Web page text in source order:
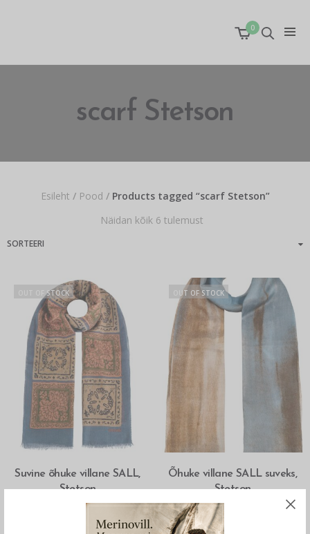
0
scarf Stetson
Esileht / Pood /Products tagged “scarf Stetson”
Näidan kõik 6 tulemust
OUT OF STOCK
LOE ROHKEM
Suvine õhuke villane SALL,
Stetson
69.00€
OUT OF STOCK
LOE ROHKEM
Õhuke villane SALL suveks,
Stetson
69.00